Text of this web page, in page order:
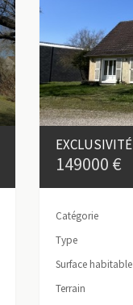
149000 €
Catégorie
Type
Surface habitable
Terrain